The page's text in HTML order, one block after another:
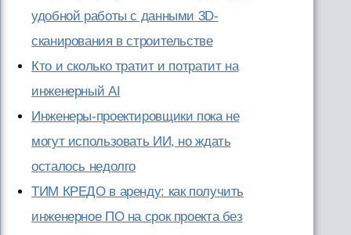
удобной работы с данными 3D-
сканирования в строительстве
Кто и сколько тратит и потратит на
инженерный AI
Инженеры-проектировщики пока не
могут использовать ИИ, но ждать
осталось недолго
ТИМ КРЕДО в аренду: как получить
инженерное ПО на срок проекта без